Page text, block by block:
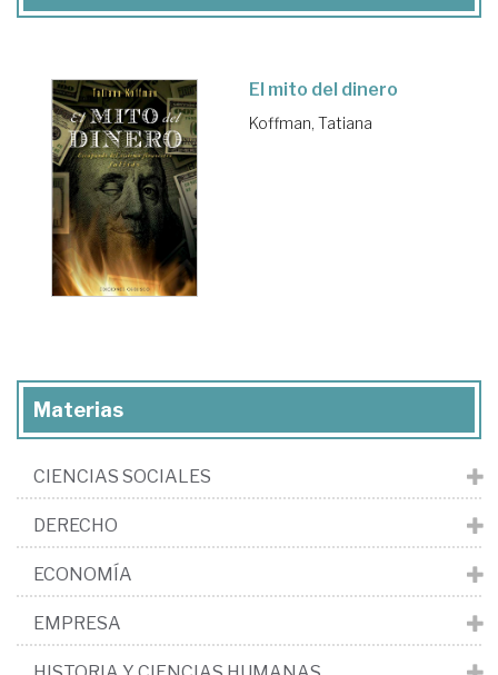
El mito del dinero
Koffman, Tatiana
Materias
CIENCIAS SOCIALES
DERECHO
ECONOMÍA
EMPRESA